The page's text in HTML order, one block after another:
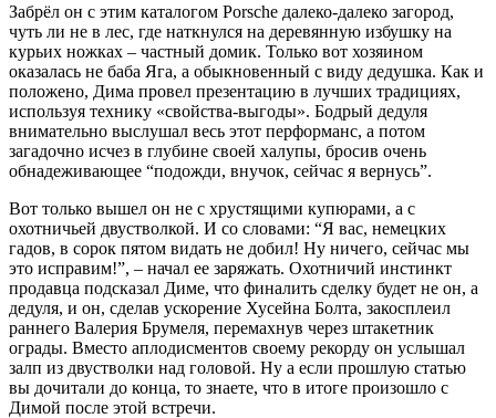
Забрёл он с этим каталогом Porsche далеко-далеко загород,
чуть ли не в лес, где наткнулся на деревянную избушку на
курьих ножках – частный домик. Только вот хозяином
оказалась не баба Яга, а обыкновенный с виду дедушка. Как и
положено, Дима провел презентацию в лучших традициях,
используя технику «свойства-выгоды». Бодрый дедуля
внимательно выслушал весь этот перформанс, а потом
загадочно исчез в глубине своей халупы, бросив очень
обнадеживающее “подожди, внучок, сейчас я вернусь”.
Вот только вышел он не с хрустящими купюрами, а с
охотничьей двустволкой. И со словами: “Я вас, немецких
гадов, в сорок пятом видать не добил! Ну ничего, сейчас мы
это исправим!”, – начал ее заряжать. Охотничий инстинкт
продавца подсказал Диме, что финалить сделку будет не он, а
дедуля, и он, сделав ускорение Хусейна Болта, закосплеил
раннего Валерия Брумеля, перемахнув через штакетник
ограды. Вместо аплодисментов своему рекорду он услышал
залп из двустволки над головой. Ну а если прошлую статью
вы дочитали до конца, то знаете, что в итоге произошло с
Димой после этой встречи.